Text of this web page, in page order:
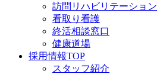
訪問リハビリテーション
看取り看護
終活相談窓口
健康道場
採用情報TOP
スタッフ紹介